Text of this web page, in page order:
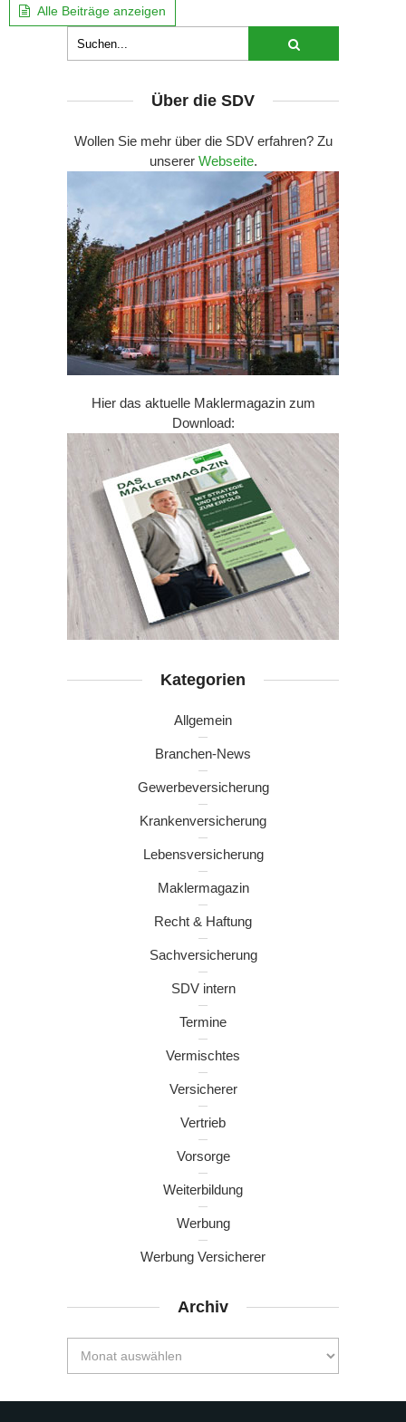
Alle Beiträge anzeigen
Über die SDV
Wollen Sie mehr über die SDV erfahren? Zu
unserer Webseite.
Hier das aktuelle Maklermagazin zum
Download:
Kategorien
Allgemein
Branchen-News
Gewerbeversicherung
Krankenversicherung
Lebensversicherung
Maklermagazin
Recht & Haftung
Sachversicherung
SDV intern
Termine
Vermischtes
Versicherer
Vertrieb
Vorsorge
Weiterbildung
Werbung
Werbung Versicherer
Archiv